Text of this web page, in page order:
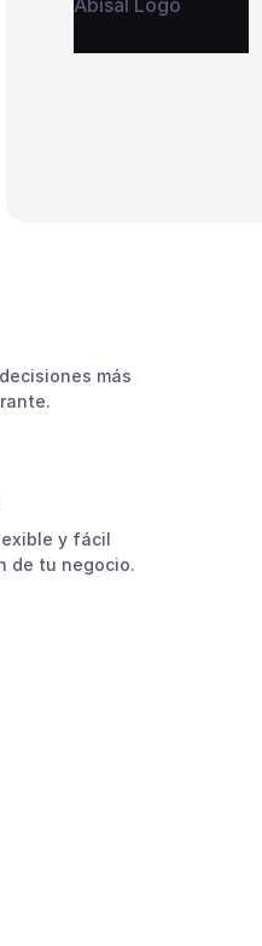
más
y fácil
de tu negocio.